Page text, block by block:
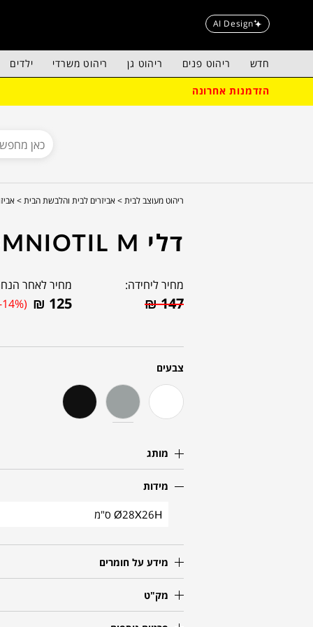
AI Design
חדש ריהוט פנים ריהוט גן ריהוט משרדי ילדים
הזדמנות אחרונה
ריהוט מעוצב לבית > אביזרים לבית והלבשת הבית >
דלי OMNIOTIL M
מחיר ליחידה:
₪147
מחיר לאחר
₪ 125
צבעים
מותג
מידות
Ø28X26H ס"מ
מידע על חומרים
מק"ט